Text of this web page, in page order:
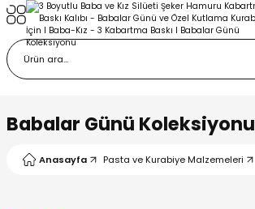
Babalar Günü Koleksiyonu
Anasayfa Pasta ve Kurabiye Malzemeleri
Geri Dön
Malzemeleri
Çek Kalıp
Geri Dön